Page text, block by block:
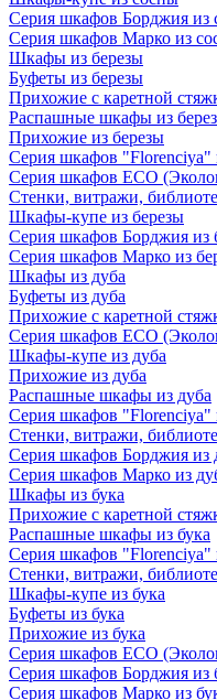
Серия шкафов Борджия из
Серия шкафов Марко из
Шкафы из березы
Буфеты из березы
Прихожие с каретной
Распашные шкафы из
Прихожие из березы
Серия шкафов "Florenciya"
Серия шкафов ECO
Стенки, витражи,
Шкафы-купе из березы
Серия шкафов Борджия из
Серия шкафов Марко из
Шкафы из дуба
Буфеты из дуба
Прихожие с каретной
Серия шкафов ECO
Шкафы-купе из дуба
Прихожие из дуба
Распашные шкафы из дуба
Серия шкафов "Florenciya"
Стенки, витражи,
Серия шкафов Борджия из
Серия шкафов Марко из
Шкафы из бука
Прихожие с каретной
Распашные шкафы из бука
Серия шкафов "Florenciya"
Стенки, витражи,
Шкафы-купе из бука
Буфеты из бука
Прихожие из бука
Серия шкафов ECO
Серия шкафов Борджия из
Серия шкафов Марко из